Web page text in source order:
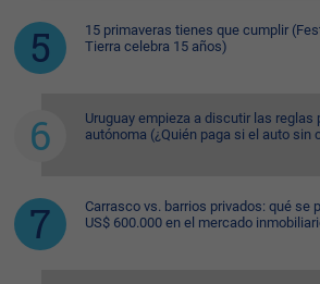
15 primaveras tienes que cumplir
Tierra celebra 15 años)
Uruguay empieza a discutir las reglas
autónoma (¿Quién paga si el auto sin
Carrasco vs. barrios privados: qué se
US$ 600.000 en el mercado